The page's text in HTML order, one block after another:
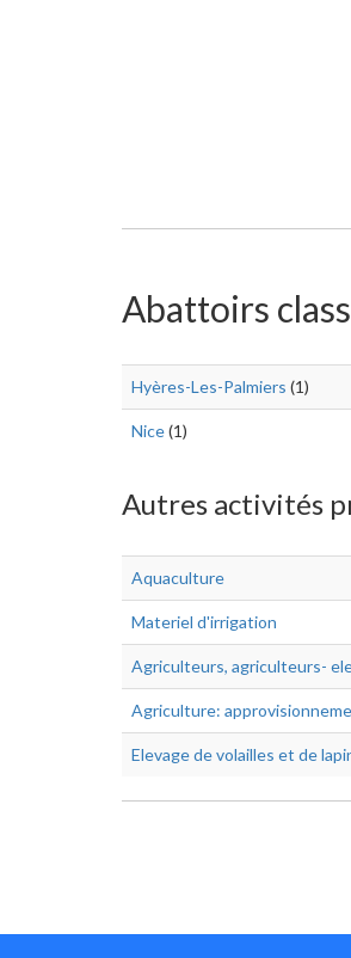
Abattoirs
Hyères-Les-Palmiers (1)
Nice(1)
Autres activités
Aquaculture
Materiel d'irrigation
Agriculteurs, agriculteurs-
Agriculture:
Elevage de volailles et de